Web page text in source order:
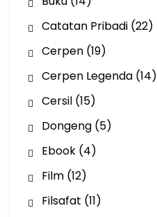
Catatan Pribadi(22)
Cerpen(19)
Cerpen Legenda(14)
Cersil(15)
Dongeng(5)
Ebook(4)
Film(12)
Filsafat (11)